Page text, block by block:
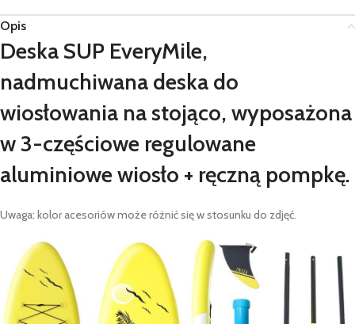
Opis
Deska SUP EveryMile,
nadmuchiwana deska do
wiosłowania na stojąco, wyposażona
w 3-częściowe regulowane
aluminiowe wiosło + ręczną pompkę.
Uwaga: kolor acesoriów może różnić się w stosunku do zdjęć.